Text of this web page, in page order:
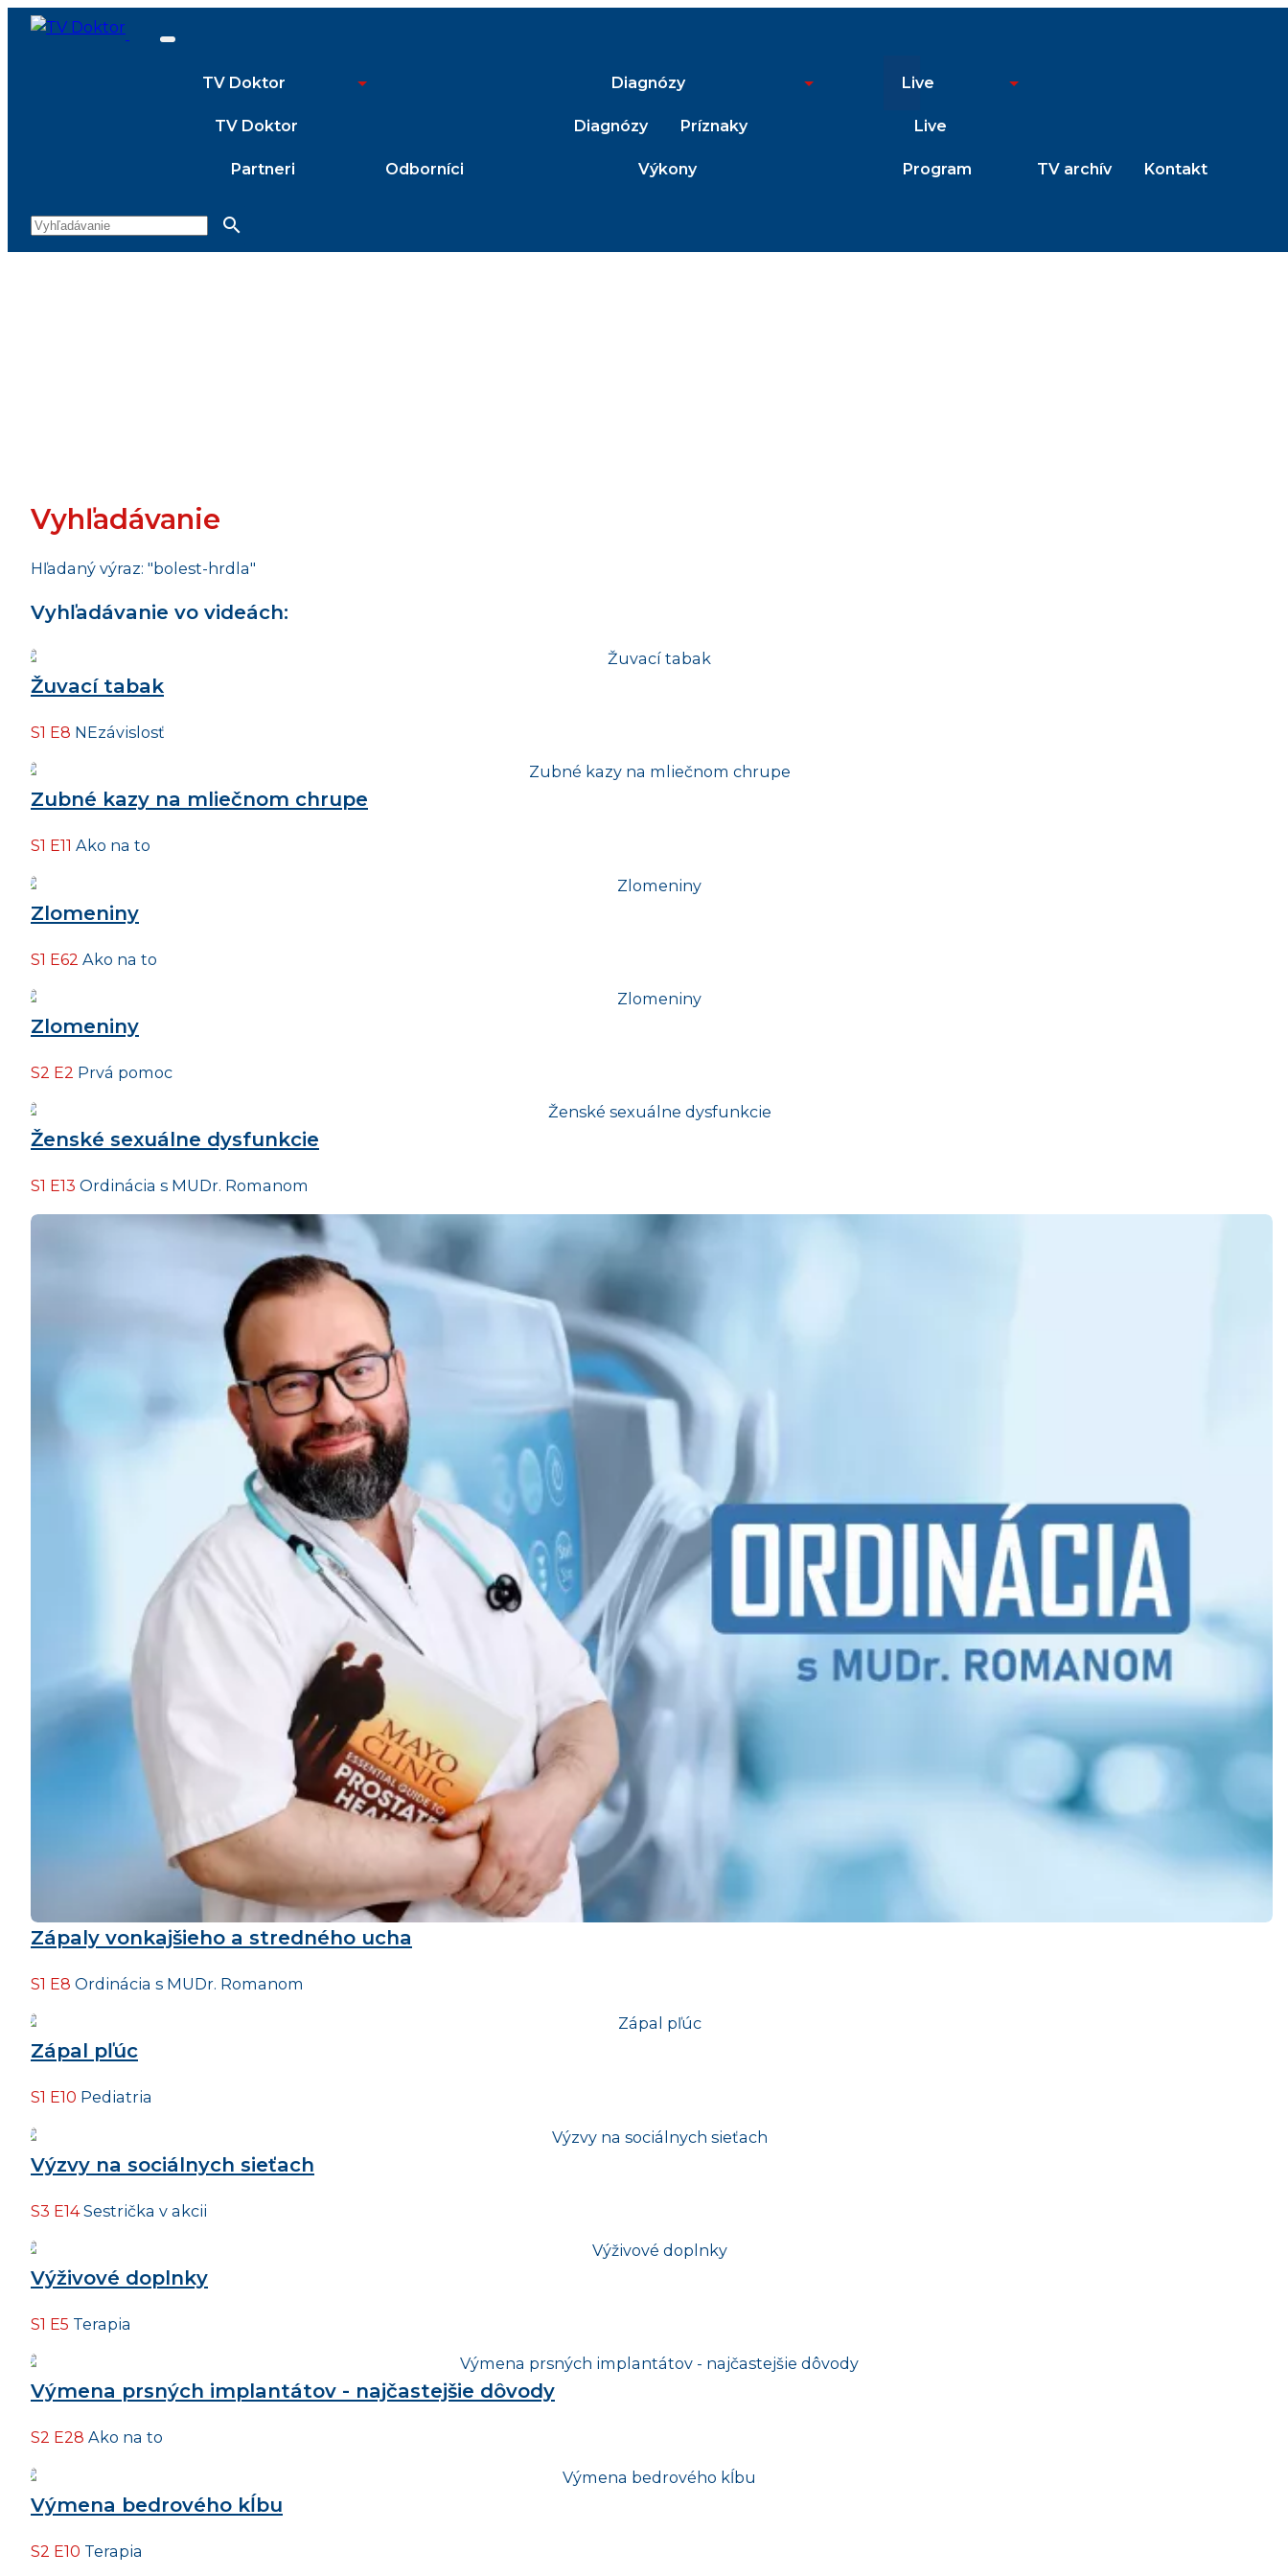
TV Doktor
TV Doktor
Partneri Odborníci
Diagnózy
Diagnózy Príznaky
Výkony
Live
Live
Program TV archív Kontakt
search
Vyhľadávanie
Hľadaný výraz: "bolest-hrdla"
Vyhľadávanie vo videách:
Žuvací tabak
S1 E8 NEzávislosť
Zubné kazy na mliečnom chrupe
S1 E11 Ako na to
Zlomeniny
S1 E62 Ako na to
Zlomeniny
S2 E2 Prvá pomoc
Ženské sexuálne dysfunkcie
S1 E13 Ordinácia s MUDr. Romanom
Zápaly vonkajšieho a stredného ucha
S1 E8 Ordinácia s MUDr. Romanom
Zápal pľúc
S1 E10 Pediatria
Výzvy na sociálnych sieťach
S3 E14Sestrička v akcii
Výživové doplnky
S1 E5 Terapia
Výmena prsných implantátov - najčastejšie dôvody
S2 E28 Ako na to
Výmena bedrového kĺbu
S2 E10 Terapia